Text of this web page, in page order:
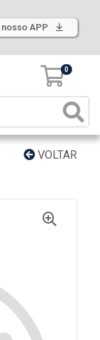
nosso APP
0
VOLTAR